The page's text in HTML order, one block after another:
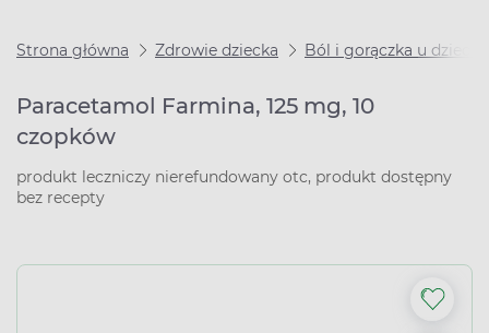
Strona główna Zdrowie dziecka Ból i gorączka u dzieci
Paracetamol Farmina, 125 mg, 10
czopków
produkt leczniczy nierefundowany otc, produkt dostępny
bez recepty